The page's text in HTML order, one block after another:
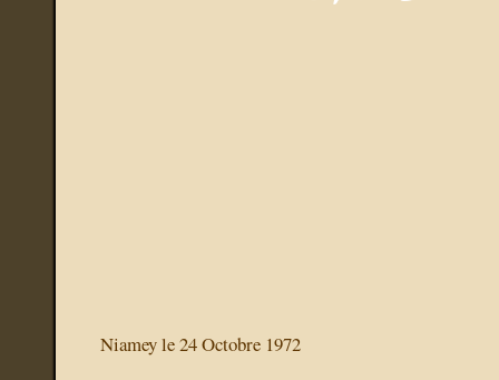
Niamey le 24 Octobre 1972